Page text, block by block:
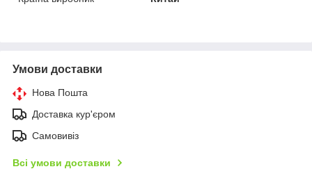
Умови доставки
Нова Пошта
Доставка кур'єром
Самовивіз
Всі умови доставки